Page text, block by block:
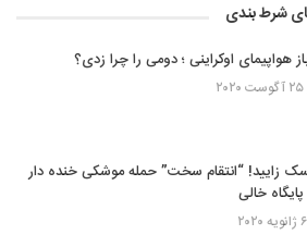
شرط بندی
هواپیمای اوکراینی ؛ دومی را چرا زدی؟
زایید! “انتقام سخت” حمله موشکی خنده دار
پایگاه خالی